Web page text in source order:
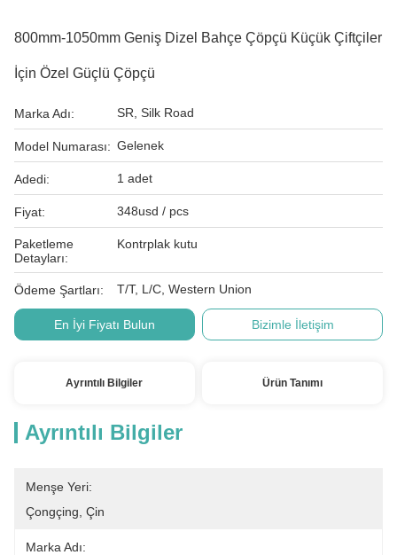
800mm-1050mm Geniş Dizel Bahçe Çöpçü Küçük Çiftçiler
İçin Özel Güçlü Çöpçü
Marka Adı: SR, Silk Road
Model Numarası: Gelenek
Adedi: 1 adet
Fiyat: 348usd / pcs
Paketleme
Detayları:
Kontrplak kutu
Ödeme Şartları: T/T, L/C, Western Union
En İyi Fiyatı Bulun Bizimle İletişim
Ayrıntılı Bilgiler Ürün Tanımı
Ayrıntılı Bilgiler
Menşe Yeri:
Çongçing, Çin
Marka Adı: